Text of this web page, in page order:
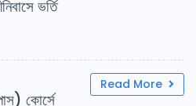
ভর্তি
কোর্সে
Read More